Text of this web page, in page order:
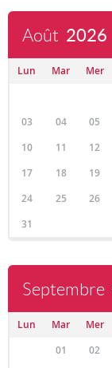
Août 2026
Lun Mar Mer
03
04 05
10
11 12
17
18 19
24
25 26
31
Septembre
Lun Mar Mer
01
02